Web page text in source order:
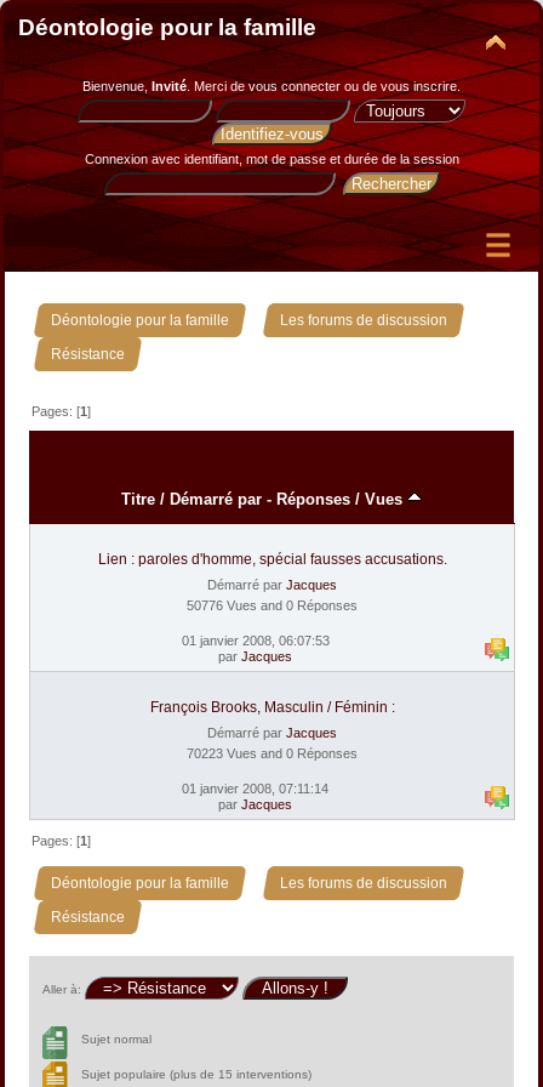
Déontologie pour la famille
Bienvenue, Invité. Merci devous connecter ou de vous inscrire.
Connexion avec identifiant, mot de passe et durée de la session
Déontologie pour la famille » Les forums de discussion »
Résistance
Pages: [1]
Titre / Démarré par - Réponses / Vues
Lien : paroles d'homme, spécial fausses accusations.
Démarré par Jacques
50776 Vues and 0 Réponses
01 janvier 2008, 06:07:53
par Jacques
François Brooks, Masculin / Féminin :
Démarré par Jacques
70223 Vues and 0 Réponses
01 janvier 2008, 07:11:14
par Jacques
Pages: [1]
Déontologie pour la famille » Les forums de discussion »
Résistance
Aller à:
Sujet normal
Sujet populaire (plus de 15 interventions)